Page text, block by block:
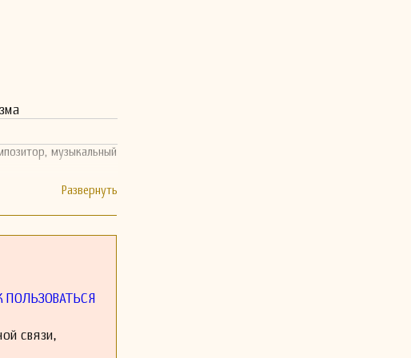
музыкальный
ПОЛЬЗОВАТЬСЯ
связи,